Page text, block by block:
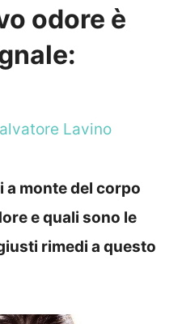
odore è
Lavino
a monte del corpo
e quali sono le
rimedi a questo